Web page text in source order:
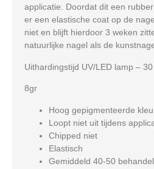
applicatie. Doordat dit een
er een elastische coat op de
niet en blijft hierdoor 3 weken
natuurlijke nagel als de
Uithardingstijd UV/LED lamp – 30
8gr
Hoog gepigmenteerde
Loopt niet uit tijdens
Chipped niet
Elastisch
Gemiddeld 40-50